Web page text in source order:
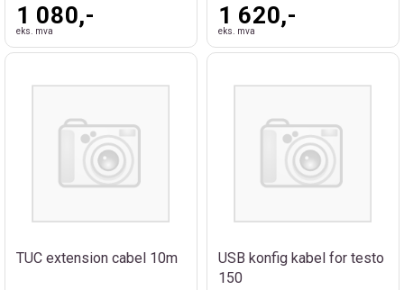
1 080,-
eks. mva
1 620,-
eks. mva
TUC extension cabel 10m
USB konfig kabel for testo
150